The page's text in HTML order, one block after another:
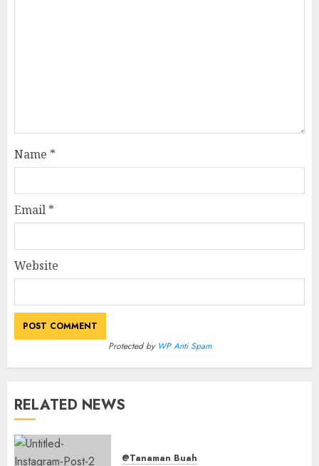
Name *
Email *
Website
Protected by WP Anti Spam
RELATED NEWS
@Tanaman Buah